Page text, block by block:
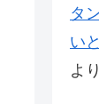
タ
い
より